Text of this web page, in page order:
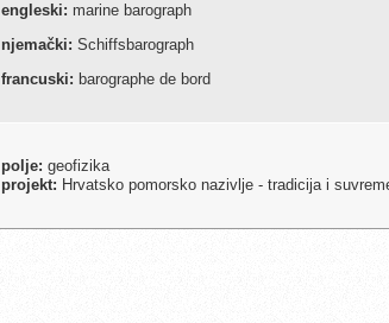
engleski: marine barograph
njemački: Schiffsbarograph
francuski: barographe de bord
polje: geofizika
projekt: Hrvatsko pomorsko nazivlje - tradicija i